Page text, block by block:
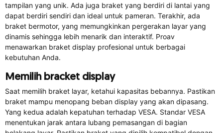
tampilan yang unik. Ada juga braket yang berdiri di lantai yang
dapat berdiri sendiri dan ideal untuk pameran. Terakhir, ada
braket bermotor, yang memungkinkan pergerakan layar yang
dinamis sehingga lebih menarik dan interaktif. Proav
menawarkan braket display profesional untuk berbagai
kebutuhan Anda.
Memilih bracket display
Saat memilih braket layar, ketahui kapasitas bebannya. Pastikan
braket mampu menopang beban display yang akan dipasang.
Yang kedua adalah kepatuhan terhadap VESA. Standar VESA
menentukan jarak antara lubang pemasangan di bagian